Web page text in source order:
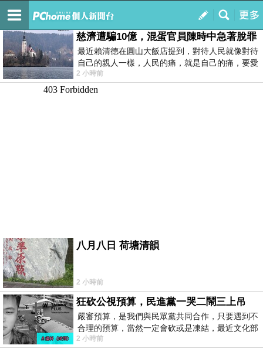
我的
最新文章
慈濟遭騙10億，混蛋官員陳時中急著脫罪
最近賴清德在圓山大飯店提到，對待人民就像對待
自己的親人一樣，人民的痛，就是自己的痛，要愛
民如親，說的這麼好聽，實際上根本沒做
2 小時前
八月八日 荷塘清韻
2 小時前
狂砍公視預算，民進黨一哭二鬧三上吊
嚴審預算，是我們與民眾黨共同合作，只要遇到不
合理的預算，當然一定會砍或是凍結，最近文化部
要編列公視和Taiwan plus預算，在110年
2 小時前